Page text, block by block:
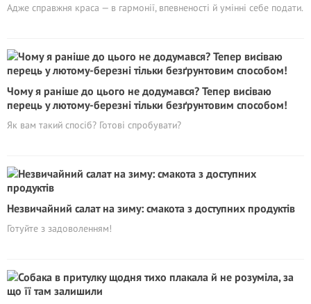
Адже справжня краса — в гармонії, впевненості й умінні себе подати.
Чому я раніше до цього не додумався? Тепер висіваю
перець у лютому-березні тільки безґрунтовим способом!
Як вам такий спосіб? Готові спробувати?
Незвичайний салат на зиму: смакота з доступних продуктів
Готуйте з задоволенням!